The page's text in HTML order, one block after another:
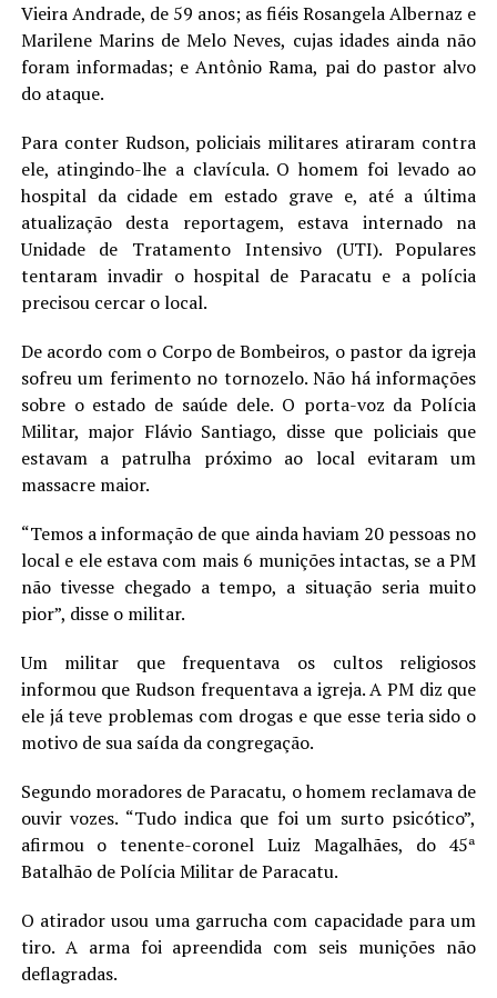
Vieira Andrade, de 59 anos; as fiéis Rosangela Albernaz e
Marilene Marins de Melo Neves, cujas idades ainda não
foram informadas; e Antônio Rama, pai do pastor alvo
do ataque.
Para conter Rudson, policiais militares atiraram contra
ele, atingindo-lhe a clavícula. O homem foi levado ao
hospital da cidade em estado grave e, até a última
atualização desta reportagem, estava internado na
Unidade de Tratamento Intensivo (UTI). Populares
tentaram invadir o hospital de Paracatu e a polícia
precisou cercar o local.
De acordo com o Corpo de Bombeiros, o pastor da igreja
sofreu um ferimento no tornozelo. Não há informações
sobre o estado de saúde dele. O porta-voz da Polícia
Militar, major Flávio Santiago, disse que policiais que
estavam a patrulha próximo ao local evitaram um
massacre maior.
“Temos a informação de que ainda haviam 20 pessoas no
local e ele estava com mais 6 munições intactas, se a PM
não tivesse chegado a tempo, a situação seria muito
pior”, disse o militar.
Um militar que frequentava os cultos religiosos
informou que Rudson frequentava a igreja. A PM diz que
ele já teve problemas com drogas e que esse teria sido o
motivo de sua saída da congregação.
Segundo moradores de Paracatu, o homem reclamava de
ouvir vozes. “Tudo indica que foi um surto psicótico”,
afirmou o tenente-coronel Luiz Magalhães, do 45ª
Batalhão de Polícia Militar de Paracatu.
O atirador usou uma garrucha com capacidade para um
tiro. A arma foi apreendida com seis munições não
deflagradas.